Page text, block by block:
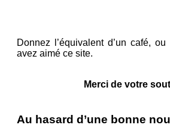
Donnez l’équivalent d’un café,
avez aimé ce site.
Merci de votre
Au hasard d’une bonne